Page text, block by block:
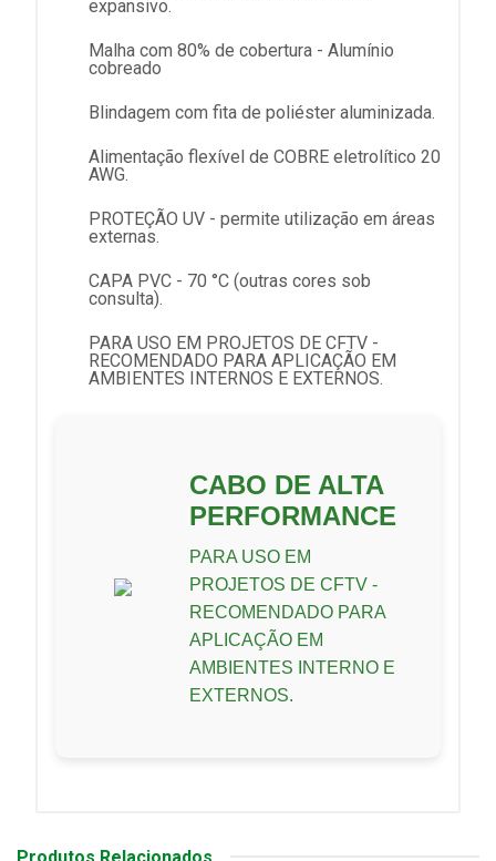
expansivo.
Malha com 80% de cobertura - Alumínio
cobreado
Blindagem com fita de poliéster aluminizada.
Alimentação flexível de COBRE eletrolítico 20
AWG.
PROTEÇÃO UV - permite utilização em áreas
externas.
CAPA PVC - 70 °C (outras cores sob
consulta).
PARA USO EM PROJETOS DE CFTV -
RECOMENDADO PARA APLICAÇÃO EM
AMBIENTES INTERNOS E EXTERNOS.
CABO DE ALTA
PERFORMANCE
PARA USO EM
PROJETOS DE CFTV -
RECOMENDADO PARA
APLICAÇÃO EM
AMBIENTES INTERNO E
EXTERNOS.